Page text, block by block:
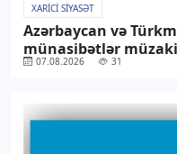
XARICI SIYASƏT
Azərbaycan və
münasibətlər
07.08.2026 31